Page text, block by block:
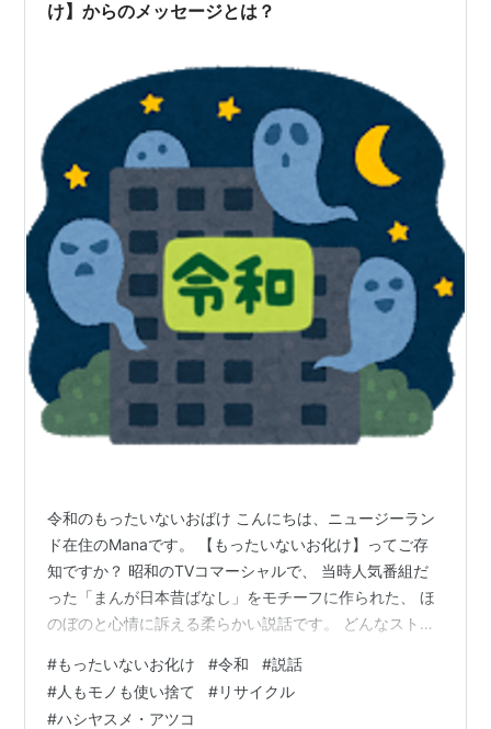
け】からのメッセージとは？
令和のもったいないおばけ こんにちは、ニュージーラン
ド在住のManaです。 【もったいないお化け】ってご存
知ですか？ 昭和のTVコマーシャルで、 当時人気番組だ
った「まんが日本昔ばなし」をモチーフに作られた、 ほ
のぼのと心情に訴える柔らかい説話です。 どんなストー
いないおばけ】は、こんなあらすじ。 お寺の和尚さんが
子どもたちを夕飯に招くのですが、 子どもたちは好き嫌
#もったいないお化け #令和 #説話
#人もモノも使い捨て #リサイクル
#ハシヤスメ・アツコ